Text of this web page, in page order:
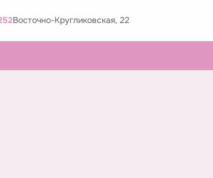
Восточно-Кругликовская, 22